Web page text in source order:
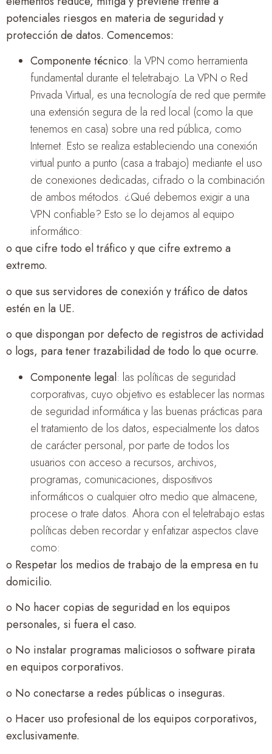
potenciales riesgos en materia de seguridad y
protección de datos. Comencemos:
Componente técnico: la VPN como herramienta
fundamental durante el teletrabajo. La VPN o Red
Privada Virtual, es una tecnología de red que permite
una extensión segura de la red local (como la que
tenemos en casa) sobre una red pública, como
Internet. Esto se realiza estableciendo una conexión
virtual punto a punto (casa a trabajo) mediante el uso
de conexiones dedicadas, cifrado o la combinación
de ambos métodos. ¿Qué debemos exigir a una
VPN confiable? Esto se lo dejamos al equipo
informático:
o que cifre todo el tráfico y que cifre extremo a
extremo.
o que sus servidores de conexión y tráfico de datos
estén en la UE.
o que dispongan por defecto de registros de actividad
o logs, para tener trazabilidad de todo lo que ocurre.
Componente legal: las políticas de seguridad
corporativas, cuyo objetivo es establecer las normas
de seguridad informática y las buenas prácticas para
el tratamiento de los datos, especialmente los datos
de carácter personal, por parte de todos los
usuarios con acceso a recursos, archivos,
programas, comunicaciones, dispositivos
informáticos o cualquier otro medio que almacene,
procese o trate datos. Ahora con el teletrabajo estas
políticas deben recordar y enfatizar aspectos clave
como:
o Respetar los medios de trabajo de la empresa en tu
domicilio.
o No hacer copias de seguridad en los equipos
personales, si fuera el caso.
o No instalar programas maliciosos o software pirata
en equipos corporativos.
o No conectarse a redes públicas o inseguras.
o Hacer uso profesional de los equipos corporativos,
exclusivamente.